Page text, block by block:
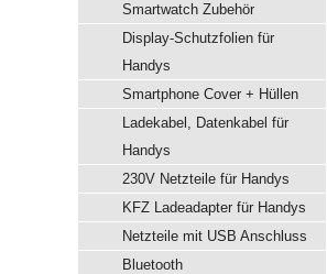
Smartwatch Zubehör
Display-Schutzfolien für
Handys
Smartphone Cover + Hüllen
Ladekabel, Datenkabel für
Handys
230V Netzteile für Handys
KFZ Ladeadapter für Handys
Netzteile mit USB Anschluss
Bluetooth